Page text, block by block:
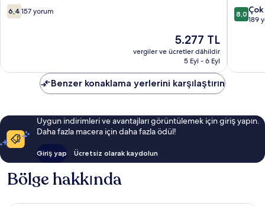
10
üzerinden
6,4 157 yorum
Güncel
fiyat:
5.277 TL
5.277 TL
vergiler ve ücretler dâhildir
5 Eyl - 6 Eyl
10
yorum
8,0
189
Benzer konaklama yerlerini karşılaştırın
Uygun indirimleri ve avantajları görüntülemek için giriş yapın.
Daha fazla macera için daha fazla ödül!
Giriş yap Ücretsiz olarak kaydolun
Bölge hakkında